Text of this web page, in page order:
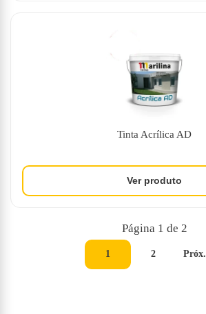
Tinta Acrílica AD
Página 1 de 2
1 2 Próx.